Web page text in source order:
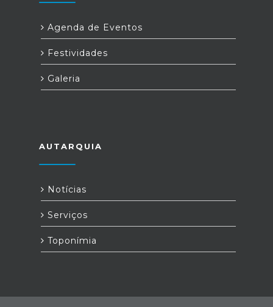
Agenda de Eventos
Festividades
Galeria
AUTARQUIA
Notícias
Serviços
Toponímia